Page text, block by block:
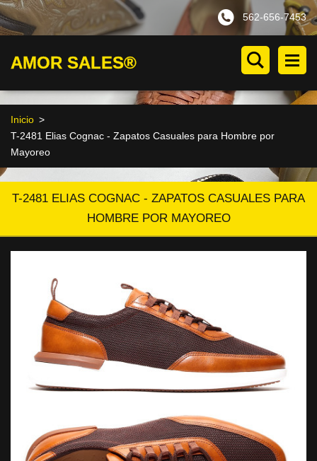
562-656-7453
AMOR SALES®
Inicio >
T-2481 Elias Cognac - Zapatos Casuales para Hombre por
Mayoreo
T-2481 ELIAS COGNAC - ZAPATOS CASUALES PARA
HOMBRE POR MAYOREO